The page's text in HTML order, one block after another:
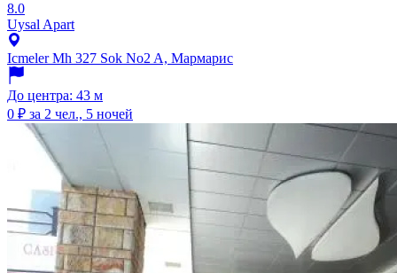
8.0
Uysal Apart
Icmeler Mh 327 Sok No2 A, Мармарис
До центра: 43 м
0 ₽ за 2 чел., 5 ночей